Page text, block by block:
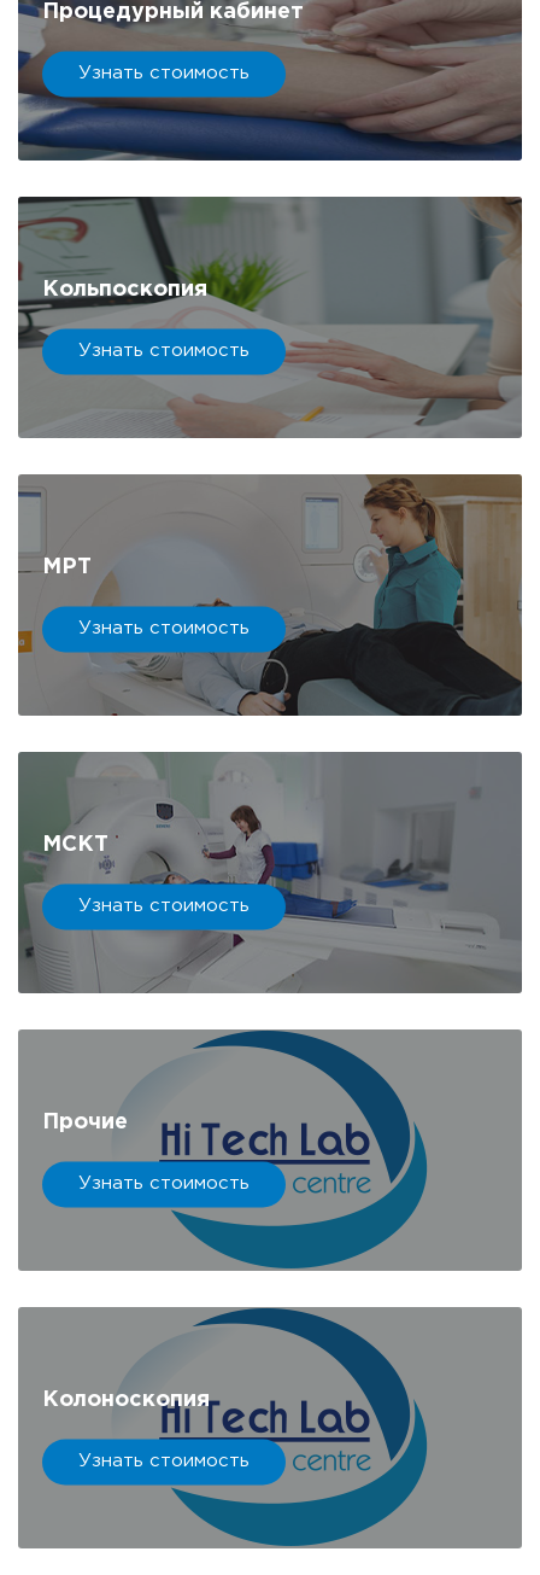
Процедурный кабинет
Узнать стоимость
Кольпоскопия
Узнать стоимость
МРТ
Узнать стоимость
МСКТ
Узнать стоимость
Прочие
Узнать стоимость
Колоноскопия
Узнать стоимость